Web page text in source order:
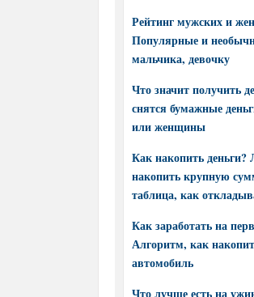
Рейтинг мужских и
Популярные и
мальчика, девочку
Что значит получить
снятся бумажные
или женщины
Как накопить
накопить крупную
таблица, как
Как заработать на
Алгоритм, как
автомобиль
Что лучше есть на